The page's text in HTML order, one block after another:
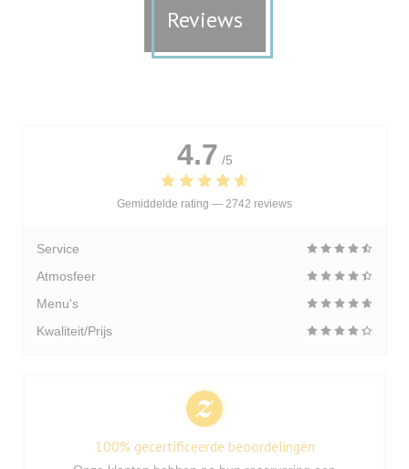
Reviews
4.7 /5
Gemiddelde rating — 2742 reviews
Service
Atmosfeer
Menu's
Kwaliteit/Prijs
100% gecertificeerde beoordelingen